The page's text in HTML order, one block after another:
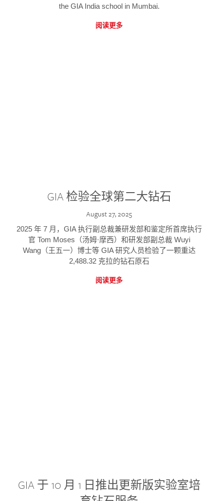
the GIA India school in Mumbai.
阅读更多
GIA 检验全球第二大钻石
August 27, 2025
2025 年 7 月，GIA 执行副总裁兼研发部和鉴定所首席执行
官 Tom Moses（汤姆·摩西）和研发部副总裁 Wuyi
Wang（王五一）博士等 GIA 研究人员检验了一颗重达
2,488.32 克拉的钻石原石
阅读更多
GIA 于 10 月 1 日推出更新版实验室培